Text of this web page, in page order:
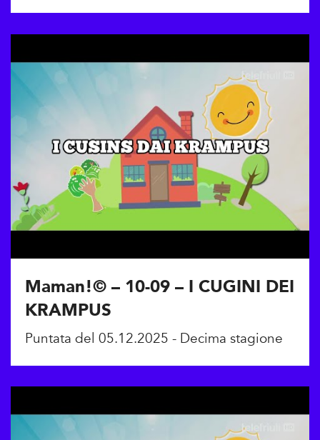
Maman!© – 10-09 – I CUGINI DEI
KRAMPUS
Puntata del 05.12.2025 - Decima stagione